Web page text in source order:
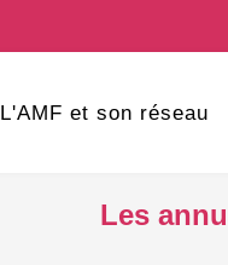
L'AMF et son réseau
Les